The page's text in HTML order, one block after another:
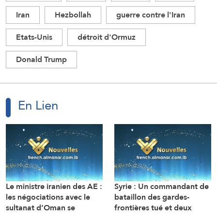
Iran
Hezbollah
guerre contre l'Iran
Etats-Unis
détroit d'Ormuz
Donald Trump
En Lien
Le ministre iranien des AE :
les négociations avec le
sultanat d’Oman se
Syrie : Un commandant de
bataillon des gardes-
frontières tué et deux